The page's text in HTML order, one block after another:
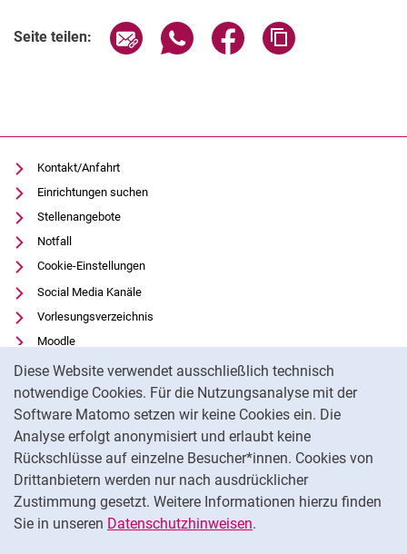
Diese Website verwendet ausschließlich technisch
notwendige Cookies. Für die Nutzungsanalyse mit der
Software Matomo setzen wir keine Cookies ein. Die
Analyse erfolgt anonymisiert und erlaubt keine
Rückschlüsse auf einzelne Besucher*innen. Cookies von
Drittanbietern werden nur nach ausdrücklicher
Zustimmung gesetzt. Weitere Informationen hierzu finden
Sie in unseren Datenschutzhinweisen.
Seite teilen: Seite über E-Mail teilen
Seite über WhatsApp teilen
Seite über Facebook
Kontakt/Anfahrt
Einrichtungen suchen
Stellenangebote
Notfall
Cookie-Einstellungen
Social Media Kanäle
Vorlesungsverzeichnis
Moodle
Panopto
Universitätsbibliothek
Datenschutz
Barrierefreiheit
Transparenter KI-Einsatz
Impressum